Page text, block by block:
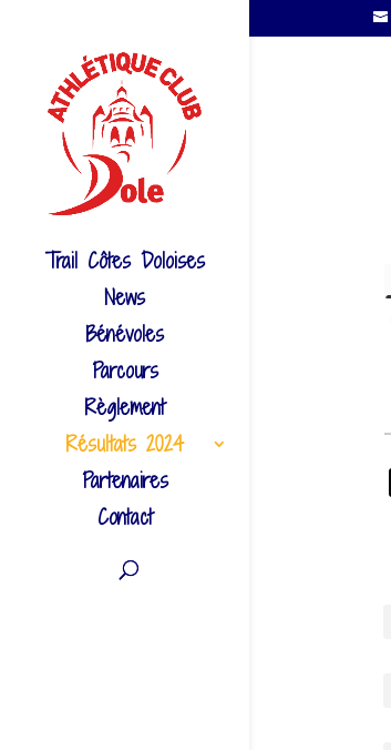
Trail Côtes Doloises
News
Bénévoles
Parcours
Règlement
Résultats 2024
Partenaires
Contact